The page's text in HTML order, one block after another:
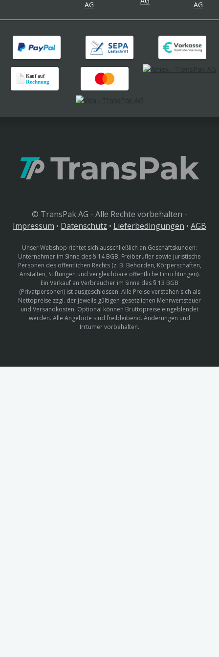
© TransPak AG - Alle Rechte vorbehalten -
Impressum • Datenschutz • Lieferbedingungen • AGB
Unser Webshop richtet sich ausschließlich an Geschäftskunden:
Unternehmer im Sinne des § 14 BGB, Freiberufler sowie juristische
Personen des öffentlichen Rechts (z. B. Behörden, Körperschaften,
Anstalten, Stiftungen und vergleichbare öffentliche Einrichtungen).
Ein Verkauf an Verbraucher im Sinne des § 13 BGB
(Privatpersonen) ist ausgeschlossen. Alle Preise verstehen sich als
Nettopreise zzgl. der jeweils gültigen gesetzlichen Mehrwertsteuer
und Versandkosten. Optional können Bruttopreise eingeblendet
werden. Alle Angebote sind freibleibend. Änderungen und
Irrtümer vorbehalten.